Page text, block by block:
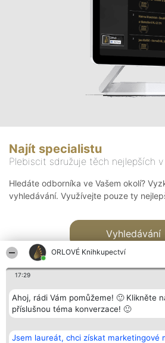
ORLOVÉ Knihkupectví
17:29
Ahoj, rádi Vám pomůžeme! 🙂 Klikněte
příslušnou téma konverzace! 🙂
Jsem laureát, chci získat marketingové
Najít specialistu
Plebiscit sdružuje těch nejlepších
Hledáte odborníka ve Vašem okolí?
vyhledávání. Využívejte pouze ty
Vyhledávání
Bright Side Solutions sp. z o.
o. sp. k.
Vítězové
Seznam všech